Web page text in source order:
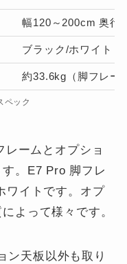
幅120～200cm 奥行
ブラック/ホワイト
約33.6kg（脚フレー
ック
ームとオプショ
。E7 Pro 脚フレ
ワイトです。オプ
よって様々です。
ン天板以外も取り